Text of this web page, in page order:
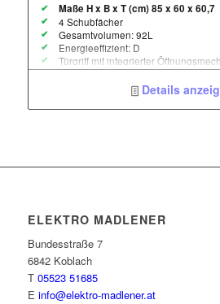
Maße H x B x T (cm) 85 x 60 x 60,7
4 Schubfächer
Gesamtvolumen: 92L
Energieeffizient: D
Türgriff mit integrierter
NoFrost: Ja
Frost Protection – Bis max. -15°C
SmartDevice Box integriert
Details
ELEKTRO MADLENER
Bundesstraße 7
6842 Koblach
T 05523 51685
E info@elektro-madlener.at